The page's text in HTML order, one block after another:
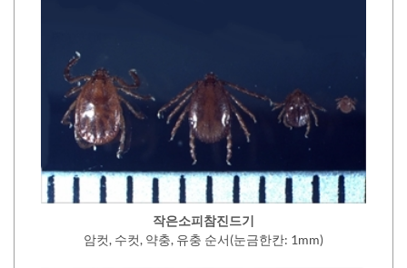
작은소피참진드기
암컷, 수컷, 약충, 유충 순서(눈금한칸: 1mm)